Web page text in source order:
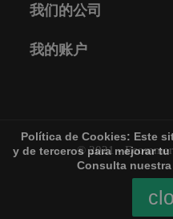
我们的公司
我的账户
Política de Cookies: Este
y de terceros para mejorar
Consulta nuestra
© 2021 -